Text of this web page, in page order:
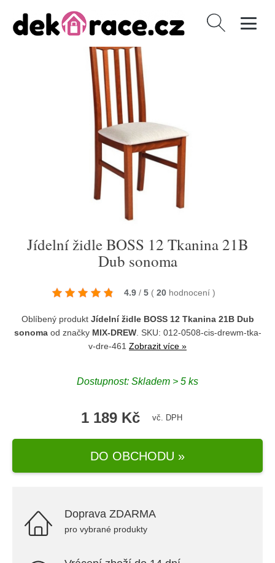
Vyhledávání
Jídelní židle BOSS 12 Tkanina 21B
Dub sonoma
4.9 / 5 ( 20 hodnocení )
Oblíbený produkt Jídelní židle BOSS 12 Tkanina 21B Dub
sonomaod značky MIX-DREW. SKU: 012-0508-cis-drewm-tka-
v-dre-461 Zobrazit více »
Dostupnost: Skladem > 5 ks
1 189 Kč vč. DPH
DO OBCHODU »
Doprava ZDARMA
pro vybrané produkty